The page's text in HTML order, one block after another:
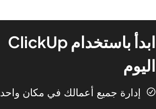
ابدأ باستخدام ClickUp
اليوم
إدارة جميع أعمالك في مكان واحد